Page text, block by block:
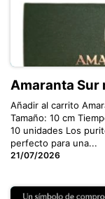
Amaranta Sur
Añadir al carrito
Tamaño: 10 cm
10 unidades Los
perfecto para una...
21/07/2026